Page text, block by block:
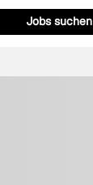
Jobs suchen